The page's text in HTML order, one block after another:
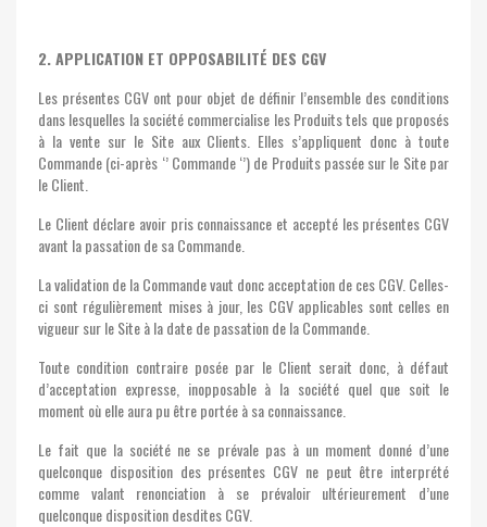
2. APPLICATION ET OPPOSABILITÉ DES CGV
Les présentes CGV ont pour objet de définir l’ensemble des conditions
dans lesquelles la société commercialise les Produits tels que proposés
à la vente sur le Site aux Clients. Elles s’appliquent donc à toute
Commande (ci-après ‘’ Commande ‘’) de Produits passée sur le Site par
le Client.
Le Client déclare avoir pris connaissance et accepté les présentes CGV
avant la passation de sa Commande.
La validation de la Commande vaut donc acceptation de ces CGV. Celles-
ci sont régulièrement mises à jour, les CGV applicables sont celles en
vigueur sur le Site à la date de passation de la Commande.
Toute condition contraire posée par le Client serait donc, à défaut
d’acceptation expresse, inopposable à la société quel que soit le
moment où elle aura pu être portée à sa connaissance.
Le fait que la société ne se prévale pas à un moment donné d’une
quelconque disposition des présentes CGV ne peut être interprété
comme valant renonciation à se prévaloir ultérieurement d’une
quelconque disposition desdites CGV.